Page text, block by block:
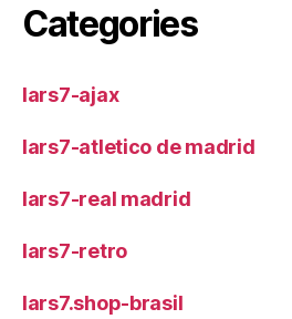
Categories
lars7-ajax
lars7-atletico de madrid
lars7-real madrid
lars7-retro
lars7.shop-brasil